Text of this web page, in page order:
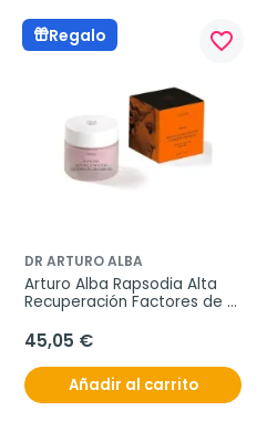
Regalo favorite_border
DR ARTURO ALBA
Arturo Alba Rapsodia Alta
Recuperación Factores de
45,05 €
Añadir al carrito